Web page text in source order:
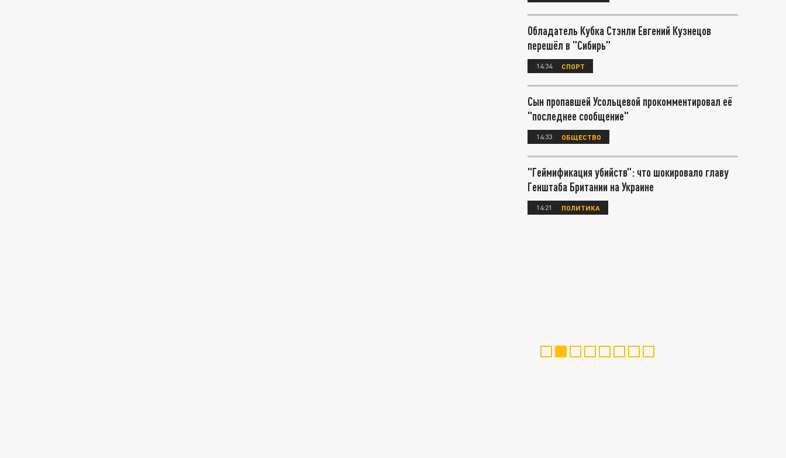
Обладатель Кубка Стэнли Евгений Кузнецов
перешёл в "Сибирь"
14:34 СПОРТ
Сын пропавшей Усольцевой прокомментировал её
"последнее сообщение"
14:33 ОБЩЕСТВО
"Геймификация убийств": что шокировало главу
Генштаба Британии на Украине
14:21 ПОЛИТИКА